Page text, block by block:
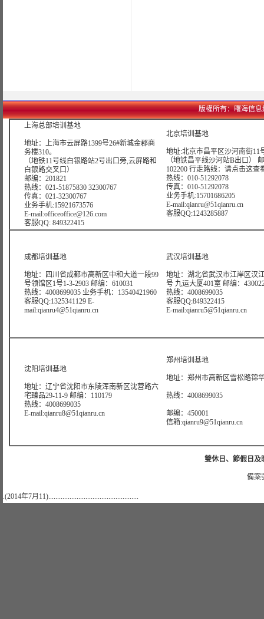
版權所有：曙海信息
上海总部培训基地
地址：上海市云屏路1399号26#新城金郡商
务楼310。
（地铁11号线白银路站2号出口旁,云屏路和
白银路交叉口）
邮编：201821
热线：021-51875830 32300767
传真：021-32300767
业务手机:15921673576
E-mail:officeoffice@126.com
客服QQ: 849322415
北京培训基地
地址:北京市昌平区沙河南街11
（地铁昌平线沙河站B出口）
102200 行走路线： 请点击这查
热线：010-51292078
传真：010-51292078
业务手机:15701686205
E-mail:qianru@51qianru.cn
客服QQ:1243285887
成都培训基地
地址：四川省成都市高新区中和大道一段99
号领馆区1号1-3-2903 邮编：610031
热线：4008699035 业务手机：13540421960
客服QQ:1325341129 E-
mail:qianru4@51qianru.cn
武汉培训基地
地址：湖北省武汉市江岸区汉
号 九运大厦401室 邮编：
热线：4008699035
客服QQ:849322415
E-mail:qianru5@51qianru.cn
沈阳培训基地
地址：辽宁省沈阳市东陵浑南新区沈营路六
宅臻品29-11-9 邮编：110179
热线：4008699035
E-mail:qianru8@51qianru.cn
郑州培训基地
地址：郑州市高新区雪松路锦
热线：4008699035
邮编：450001
信箱:qianru9@51qianru.cn
雙休日、節假日及
備案
.(2014年7月11)...................................................